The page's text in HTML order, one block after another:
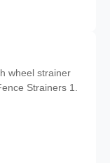
wheel strainer
Strainers 1.